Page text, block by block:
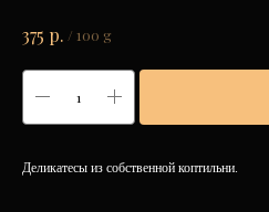
375 р. / 100 g
Деликатесы из собственной коптильни.